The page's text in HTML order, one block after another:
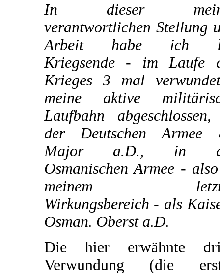
In dieser
verantwortlichen Stellung
Arbeit habe ich
Kriegsende - im Laufe
Krieges 3 mal
meine aktive
Laufbahn
der Deutschen Armee
Major a.D., in
Osmanischen Armee -
meinem
Wirkungsbereich - als
Osman. Oberst a.D.
Die hier erwähnte
Verwundung (die